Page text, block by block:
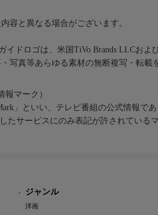
容と異なる場合がございます。
イドロゴは、米国TiVo Brands LLCお
写真等あらゆる素材の無断複写・転載
報マーク）
」といい、テレビ番組の公式情報であ
たサービスにのみ表記が許されている
ジャンル
洋画